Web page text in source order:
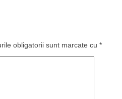
obligatorii sunt marcate cu *